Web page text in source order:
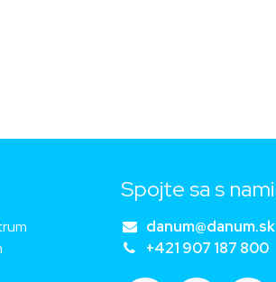
Spojte sa s nami
danum@danum.sk
+421 907 187 800